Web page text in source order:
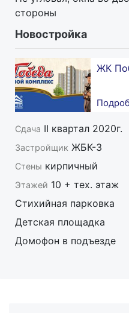
стороны
Новостройка
ЖК
Сдача II квартал 2020г.
Застройщик ЖБК-3
Стены кирпичный
Этажей 10 + тех. этаж
Стихийная парковка
Детская площадка
Домофон в подъезде